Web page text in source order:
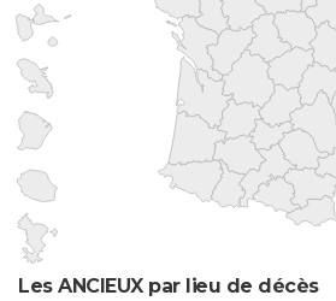
Les ANCIEUX par lieu de décès